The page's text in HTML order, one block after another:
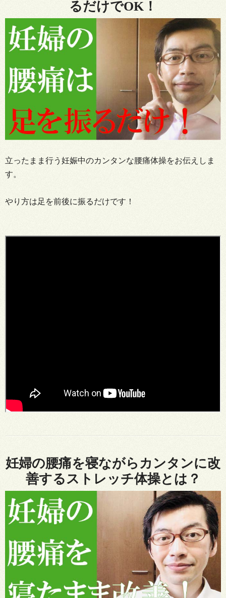
るだけでOK！
立ったまま行う妊娠中のカンタンな腰痛体操をお伝えしま
す。
やり方は足を前後に振るだけです！
妊婦の腰痛を寝ながらカンタンに改
善するストレッチ体操とは？